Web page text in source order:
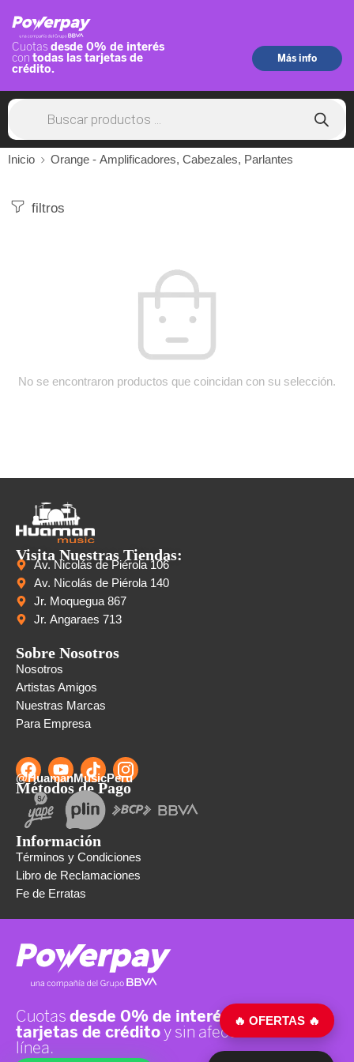
Inicio Orange - Amplificadores, Cabezales, Parlantes
filtros
No se encontraron productos que coincidan con su selección.
Visita Nuestras Tiendas:
Av. Nicolás de Piérola 106
Av. Nicolás de Piérola 140
Jr. Moquegua 867
Jr. Angaraes 713
Sobre Nosotros
Nosotros
Artistas Amigos
Nuestras Marcas
Para Empresa
@HuamanMusicPeru
Métodos de Pago
Información
Términos y Condiciones
Libro de Reclamaciones
Fe de Erratas
🔥 OFERTAS 🔥